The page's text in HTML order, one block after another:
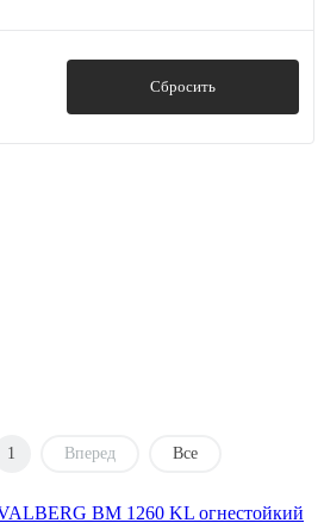
Сбросить
1 Вперед Все